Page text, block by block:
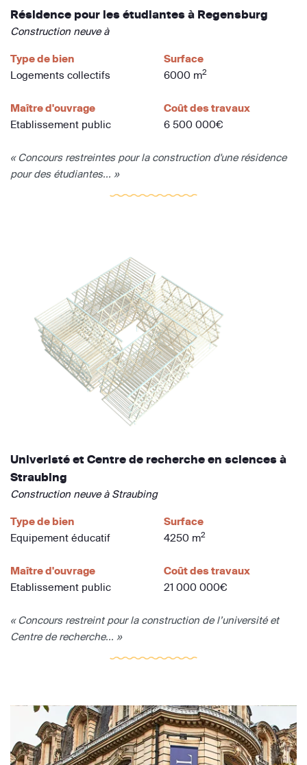
Résidence pour les étudiantes à Regensburg
Construction neuve à
Type de bien
Logements collectifs
Surface
6000 m2
Maître d'ouvrage
Etablissement public
Coût des travaux
6 500 000€
« Concours restreintes pour la construction d'une résidence
pour des étudiantes... »
Univeristé et Centre de recherche en sciences à
Straubing
Construction neuve à Straubing
Type de bien
Equipement éducatif
Surface
4250 m2
Maître d'ouvrage
Etablissement public
Coût des travaux
21 000 000€
« Concours restreint pour la construction de l’université et
Centre de recherche... »